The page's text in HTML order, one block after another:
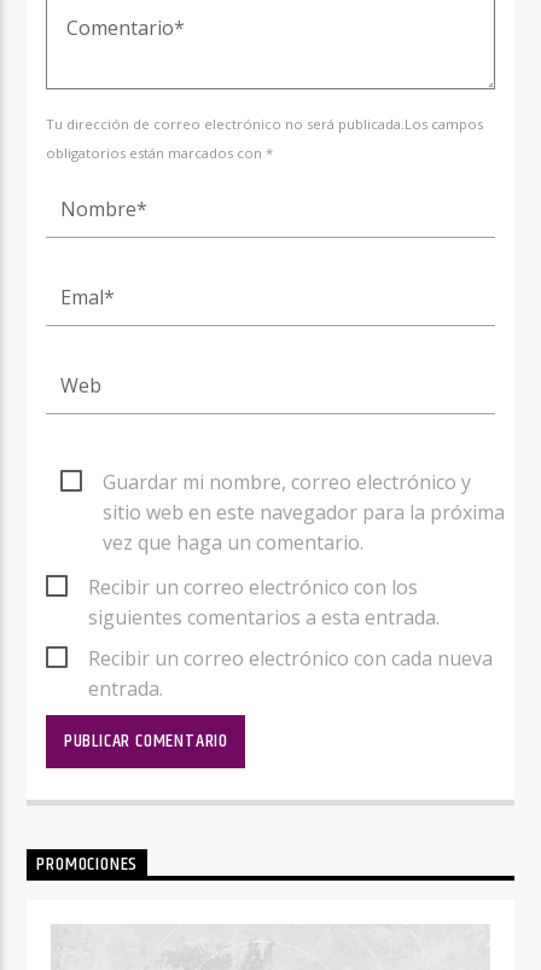
Tu dirección de correo electrónico no será publicada.Los campos
obligatorios están marcados con *
Guardar mi nombre, correo electrónico y
sitio web en este navegador para la próxima
vez que haga un comentario.
Recibir un correo electrónico con los
siguientes comentarios a esta entrada.
Recibir un correo electrónico con cada nueva
entrada.
PROMOCIONES